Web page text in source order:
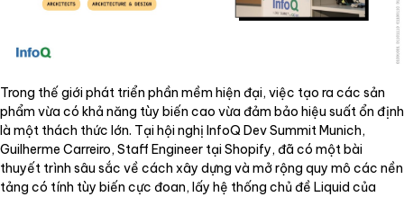
Trong thế giới phát triển phần mềm hiện đại, việc tạo ra các sản
phẩm vừa có khả năng tùy biến cao vừa đảm bảo hiệu suất ổn định
là một thách thức lớn. Tại hội nghị InfoQ Dev Summit Munich,
Guilherme Carreiro, Staff Engineer tại Shopify, đã có một bài
thuyết trình sâu sắc về cách xây dựng và mở rộng quy mô các nền
tảng có tính tùy biến cực đoan, lấy hệ thống chủ đề Liquid của